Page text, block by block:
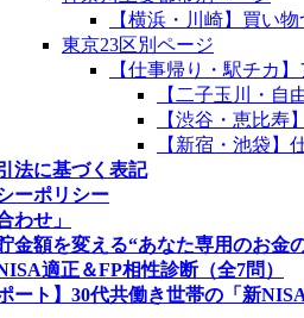
【横浜・川崎】買い
東京23区別ページ
【仕事帰り・駅チカ
【二子玉川・
【渋谷・恵比寿
【新宿・池袋】
法に基づく表記
ーポリシー
わせ」
金額を変える“あなた専用のお金
適正＆FP相性診断（全7問）
ート】30代共働き世帯の「新